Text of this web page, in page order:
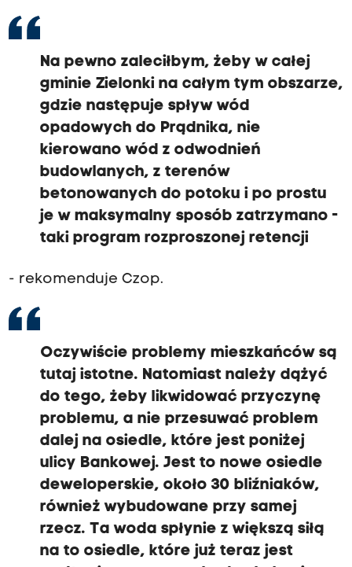
Na pewno zaleciłbym, żeby w całej
gminie Zielonki na całym tym obszarze,
gdzie następuje spływ wód
opadowych do Prądnika, nie
kierowano wód z odwodnień
budowlanych, z terenów
betonowanych do potoku i po prostu
je w maksymalny sposób zatrzymano -
taki program rozproszonej retencji
- rekomenduje Czop.
Oczywiście problemy mieszkańców są
tutaj istotne. Natomiast należy dążyć
do tego, żeby likwidować przyczynę
problemu, a nie przesuwać problem
dalej na osiedle, które jest poniżej
ulicy Bankowej. Jest to nowe osiedle
deweloperskie, około 30 bliźniaków,
również wybudowane przy samej
rzecz. Ta woda spłynie z większą siłą
na to osiedle, które już teraz jest